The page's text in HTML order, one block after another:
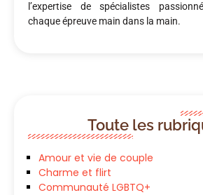
l’expertise de spécialistes
chaque épreuve main dans la main.
Toute les
Amour et vie de couple
Charme et flirt
Communauté LGBTQ+